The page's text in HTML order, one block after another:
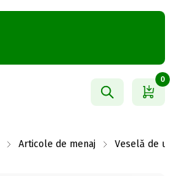
0
Articole de menaj Veselă de